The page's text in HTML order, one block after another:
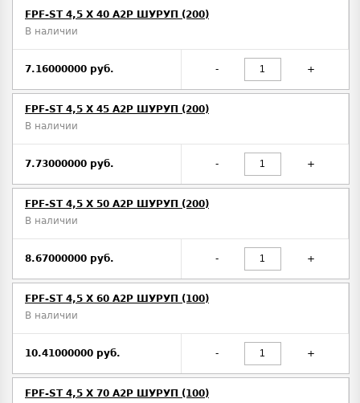
FPF-ST 4,5 X 40 A2P ШУРУП (200)
В наличии
7.16000000 руб. - +
FPF-ST 4,5 X 45 A2P ШУРУП (200)
В наличии
7.73000000 руб. - +
FPF-ST 4,5 X 50 A2P ШУРУП (200)
В наличии
8.67000000 руб. - +
FPF-ST 4,5 X 60 A2P ШУРУП (100)
В наличии
10.41000000 руб. - +
FPF-ST 4,5 X 70 A2P ШУРУП (100)